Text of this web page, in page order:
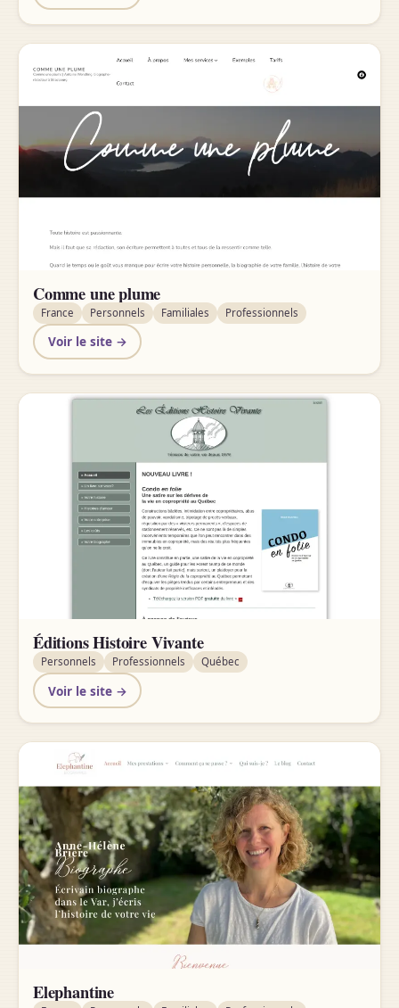
Comme une plume
France Personnels Familiales Professionnels
Voir le site →
Éditions Histoire Vivante
Personnels Professionnels Québec
Voir le site →
Elephantine